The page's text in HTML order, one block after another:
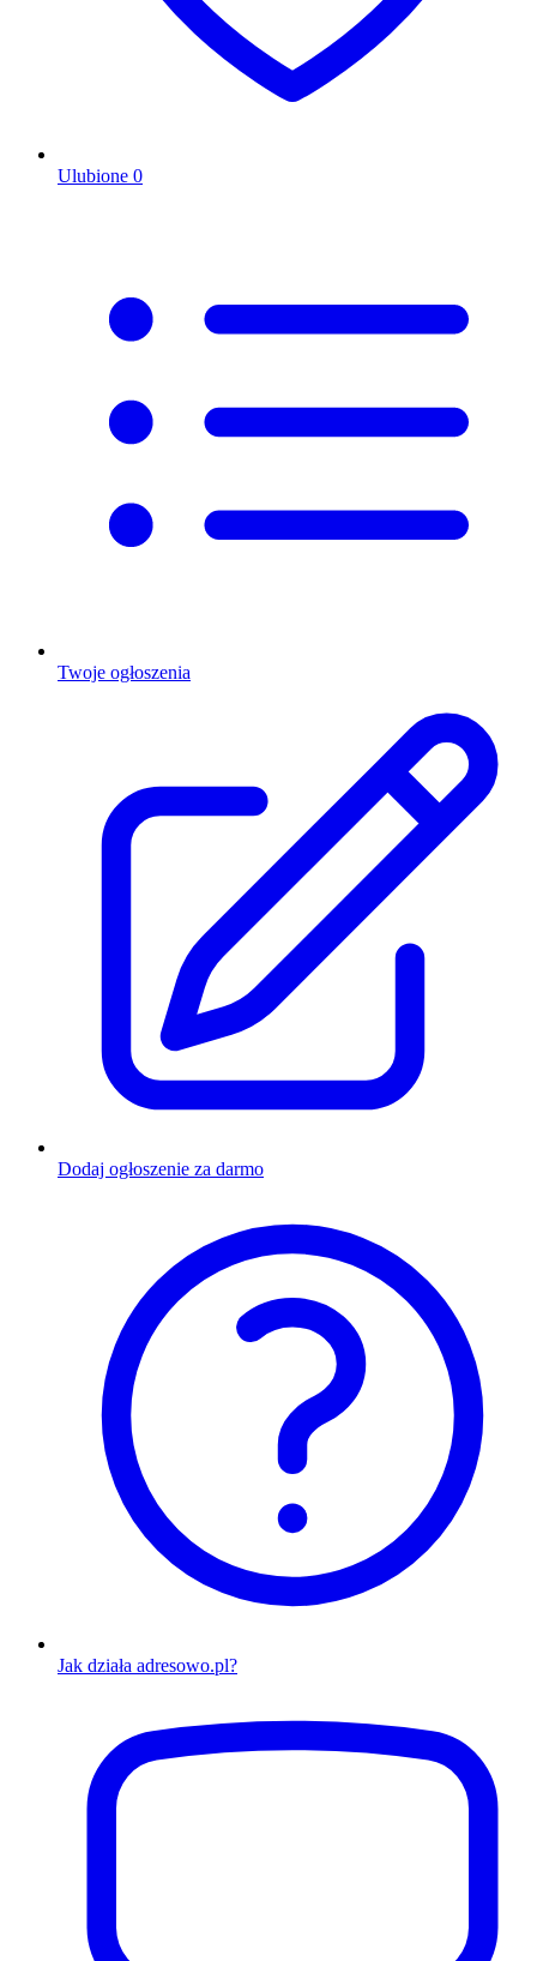
Ulubione 0
Twoje ogłoszenia
Dodaj ogłoszenie za darmo
Jak działa adresowo.pl?